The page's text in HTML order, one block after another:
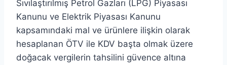
Sıvılaştırılmış Petrol Gazları (LPG) Piyasası
Kanunu ve Elektrik Piyasası Kanunu
kapsamındaki mal ve ürünlere ilişkin olarak
hesaplanan ÖTV ile KDV başta olmak üzere
doğacak vergilerin tahsilini güvence altına